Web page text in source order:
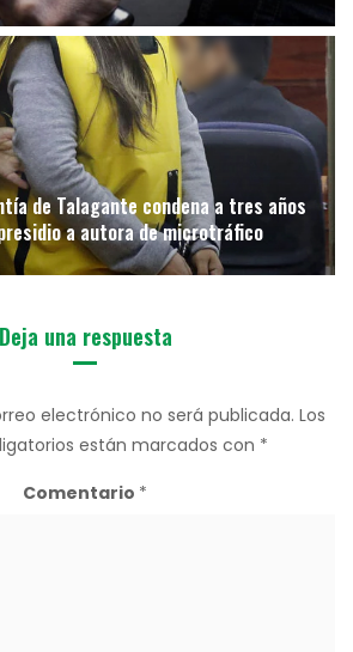
de Talagante condena a tres años
a autora de microtráfico
Deja una respuesta
electrónico no será publicada. Los
están marcados con *
Comentario *